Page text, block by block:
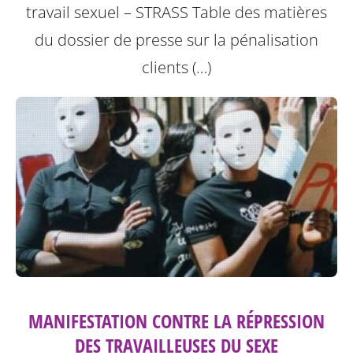
travail sexuel – STRASS Table des matières
du dossier de presse sur la pénalisation
clients (…)
MANIFESTATION CONTRE LA RÉPRESSION
DES TRAVAILLEUSES DU SEXE